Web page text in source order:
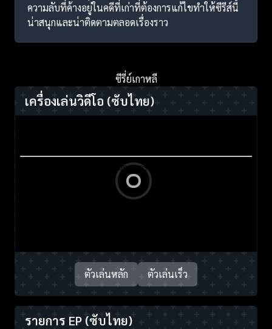
ความลับที่ค้างอยู่ในคดีที่เก่าที่ต้องการแก้ไขทำให้ซีรีส์นี้
น่าสนุกและน่าติดตามตลอดเรื่องราว
ซีรี่ย์เกาหลี
เครื่องเล่นวิดีโอ (ซับไทย)
ตัวเล่นหลัก ตัวเล่นเร็ว
รายการ EP (ซับไทย)